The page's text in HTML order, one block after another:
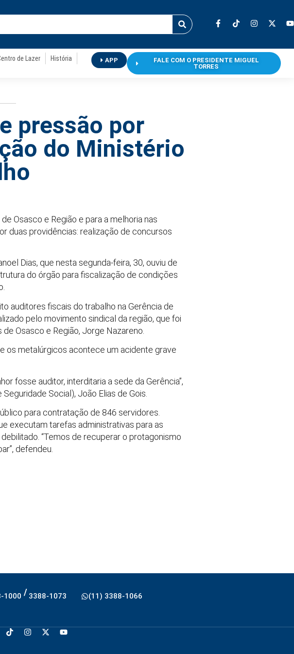
de Lazer
História
APP
FALE COM O PRESIDENTE MIGUEL
TORRES
pressão por
do Ministério
Osasco e Região e para a melhoria nas
duas providências: realização de concursos
Dias, que nesta segunda-feira, 30, ouviu de
do órgão para fiscalização de condições
auditores fiscais do trabalho na Gerência de
pelo movimento sindical da região, que foi
Osasco e Região, Jorge Nazareno.
os metalúrgicos acontece um acidente grave
fosse auditor, interditaria a sede da Gerência”,
Social), João Elias de Gois.
para contratação de 846 servidores.
executam tarefas administrativas para as
“Temos de recuperar o protagonismo
defendeu.
1000 / 3388-1073 (11) 3388-1066